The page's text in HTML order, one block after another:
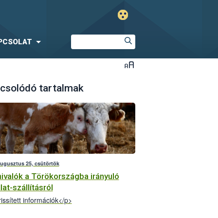
tartalmak
25, csütörtök
a Törökországba irányuló
szállításról
információk</p>